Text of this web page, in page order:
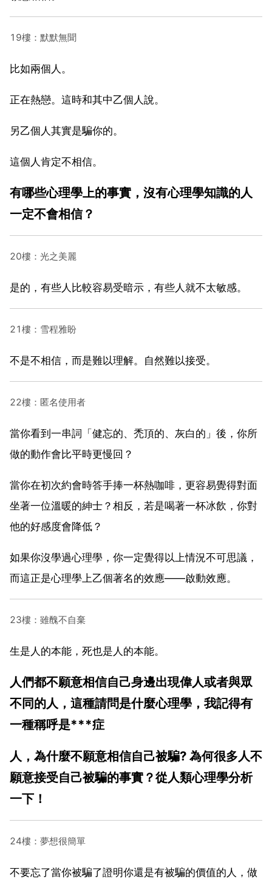
19樓：默默無聞
比如兩個人。
正在熱戀。這時和其中乙個人說。
另乙個人其實是騙你的。
這個人肯定不相信。
有哪些心理學上的事實，沒有心理學知識的人
一定不會相信？
20樓：光之美麗
是的，有些人比較容易受暗示，有些人就不太敏感。
21樓：雪程雅盼
不是不相信，而是難以理解。自然難以接受。
22樓：匿名使用者
當你看到一串詞「健忘的、禿頂的、灰白的」後，你所
做的動作會比平時更慢回？
當你在初次約會時答手捧一杯熱咖啡，更容易覺得對面
坐著一位溫暖的紳士？相反，若是喝著一杯冰飲，你對
他的好感度會降低？
如果你沒學過心理學，你一定覺得以上情況不可思議，
而這正是心理學上乙個著名的效應——啟動效應。
23樓：雖醜不自棄
生是人的本能，死也是人的本能。
人們都不願意相信自己身邊出現偉人或者與眾
不同的人，這種請問是什麼心理學，我記得有
一種稱呼是***症
人，為什麼不願意相信自己被騙? 為何很多人不
願意接受自己被騙的事實？從人類心理學分析
一下！
24樓：夢想很簡單
不要忘了當你被騙了證明你還是有被騙的價值的人，做